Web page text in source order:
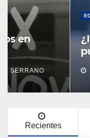
ECONOMÍA
¿Internalizar
público?
ENE 10, 2021
Recientes